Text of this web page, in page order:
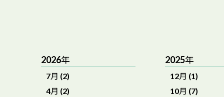
2026年
7月 (2)
4月 (2)
2025年
12月 (1)
10月 (7)